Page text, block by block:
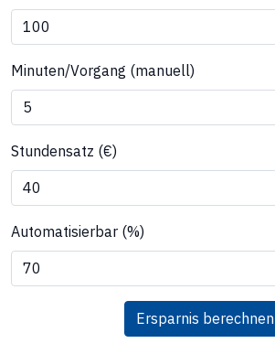
Minuten/Vorgang (manuell)
Stundensatz (€)
Automatisierbar (%)
Ersparnis berechnen